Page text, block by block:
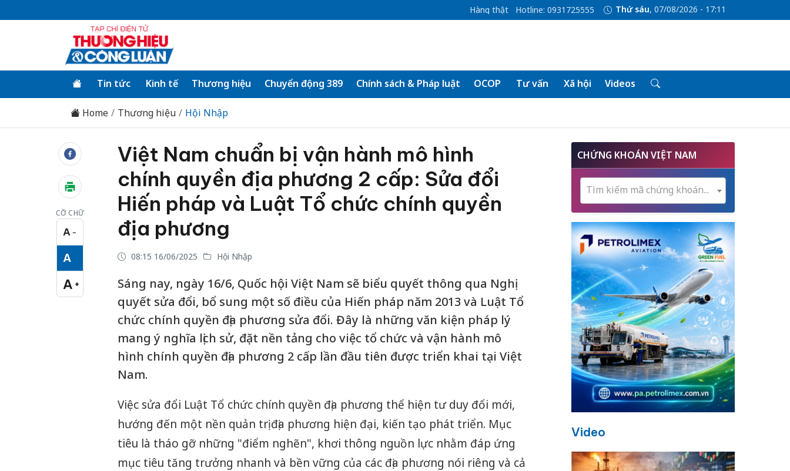
Hàng thật Hotline: 0931725555 Thứ sáu, 07/08/2026 - 17:11
Tin tức Kinh tế Thương hiệu Chuyển động 389 Chính sách & Pháp luật OCOP Tư vấn Xã hội Videos
Home Thương hiệu Hội Nhập
CỠ CHỮ
A −
Cỡ chữ nhỏ
A
Cỡ chữ vừa
A +
Cỡ chữ lớn
Việt Nam chuẩn bị vận hành mô hình
chính quyền địa phương 2 cấp: Sửa đổi
Hiến pháp và Luật Tổ chức chính quyền
địa phương
08:15 16/06/2025 Hội Nhập
Sáng nay, ngày 16/6, Quốc hội Việt Nam sẽ biểu quyết thông qua Nghị
quyết sửa đổi, bổ sung một số điều của Hiến pháp năm 2013 và Luật Tổ
chức chính quyền địa phương sửa đổi. Đây là những văn kiện pháp lý
mang ý nghĩa lịch sử, đặt nền tảng cho việc tổ chức và vận hành mô
hình chính quyền địa phương 2 cấp lần đầu tiên được triển khai tại Việt
Nam.
Việc sửa đổi Luật Tổ chức chính quyền địa phương thể hiện tư duy đổi mới,
hướng đến một nền quản trị địa phương hiện đại, kiến tạo phát triển. Mục
tiêu là tháo gỡ những "điểm nghẽn", khơi thông nguồn lực nhằm đáp ứng
mục tiêu tăng trưởng nhanh và bền vững của các địa phương nói riêng và cả
CHỨNG KHOÁN VIỆT NAM
Tìm kiếm mã chứng khoán...
Video